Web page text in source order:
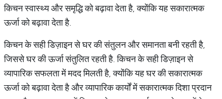
किचन स्वास्थ्य और समृद्धि को बढ़ावा देता है, क्योंकि यह सकारात्मक
ऊर्जा को बढ़ावा देता है.
किचन के सही डिज़ाइन से घर की संतुलन और समानता बनी रहती है,
जिससे घर की ऊर्जा संतुलित रहती है. किचन के सही डिज़ाइन से
व्यापारिक सफलता में मदद मिलती है, क्योंकि यह घर की सकारात्मक
ऊर्जा को बढ़ावा देता है और व्यापारिक कार्यों में सकारात्मक दिशा प्रदान